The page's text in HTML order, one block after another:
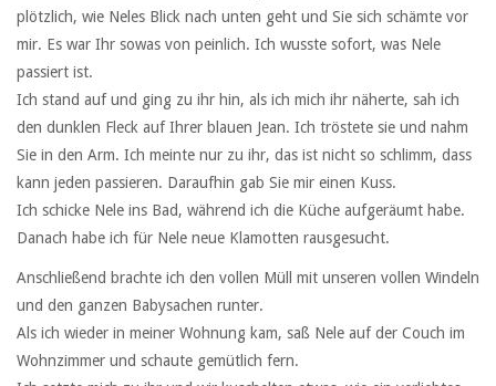
plötzlich, wie Neles Blick nach unten geht und Sie sich schämte vor
mir. Es war Ihr sowas von peinlich. Ich wusste sofort, was Nele
passiert ist.
Ich stand auf und ging zu ihr hin, als ich mich ihr näherte, sah ich
den dunklen Fleck auf Ihrer blauen Jean. Ich tröstete sie und nahm
Sie in den Arm. Ich meinte nur zu ihr, das ist nicht so schlimm, dass
kann jeden passieren. Daraufhin gab Sie mir einen Kuss.
Ich schicke Nele ins Bad, während ich die Küche aufgeräumt habe.
Danach habe ich für Nele neue Klamotten rausgesucht.
Anschließend brachte ich den vollen Müll mit unseren vollen Windeln
und den ganzen Babysachen runter.
Als ich wieder in meiner Wohnung kam, saß Nele auf der Couch im
Wohnzimmer und schaute gemütlich fern.